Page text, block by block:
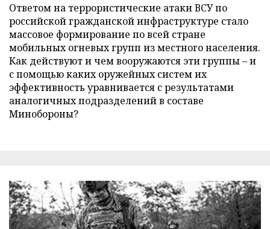
Ответом на террористические атаки ВСУ по
российской гражданской инфраструктуре стало
массовое формирование по всей стране
мобильных огневых групп из местного населения.
Как действуют и чем вооружаются эти группы – и
с помощью каких оружейных систем их
эффективность уравнивается с результатами
аналогичных подразделений в составе
Минобороны?